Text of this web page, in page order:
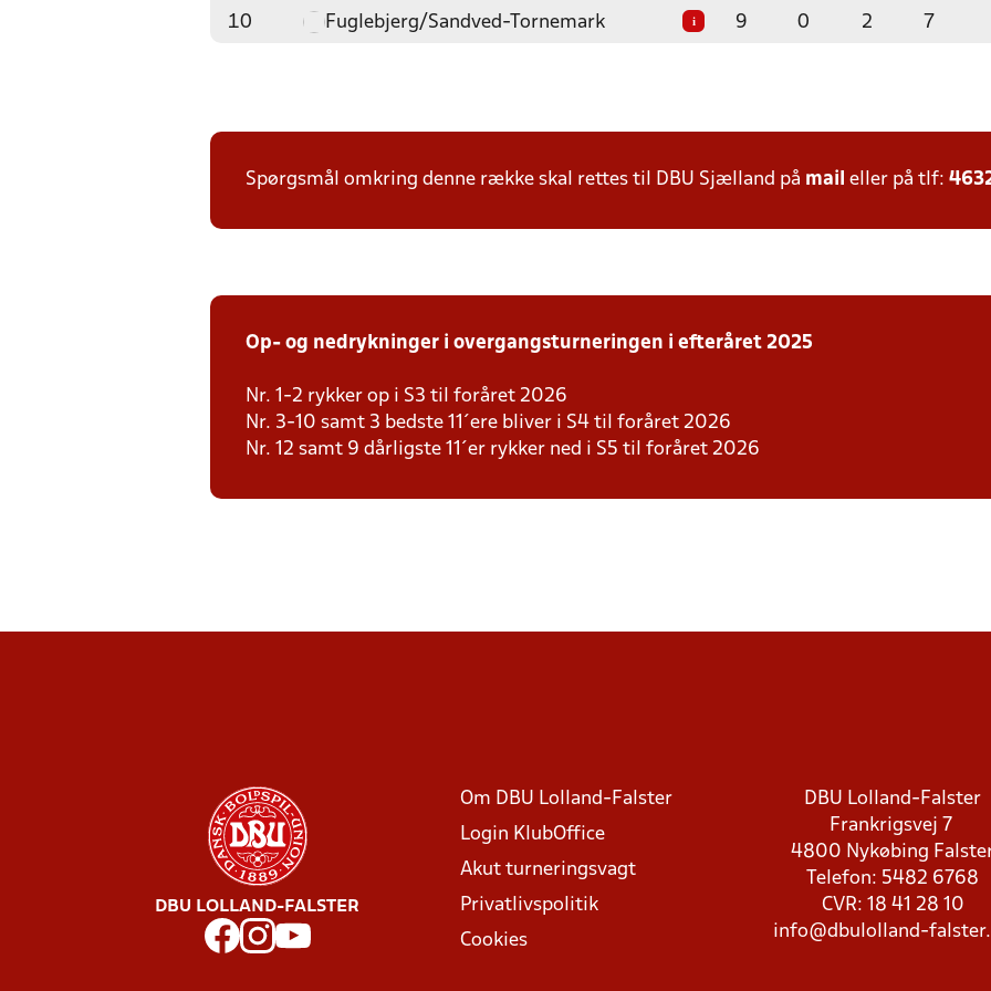
10 Fuglebjerg/Sandved-Tornemark i 9 0 2 7
Spørgsmål omkring denne række skal rettes til DBU Sjælland på mail eller på tlf:
Op- og nedrykninger i overgangsturneringen i efteråret 2025
Nr. 1-2 rykker op i S3 til foråret 2026
Nr. 3-10 samt 3 bedste 11´ere bliver i S4 til foråret 2026
Nr. 12 samt 9 dårligste 11´er rykker ned i S5 til foråret 2026
DBU LOLLAND-FALSTER
Om DBU Lolland-Falster
Login KlubOffice
Akut turneringsvagt
Privatlivspolitik
Cookies
DBU Lolland-Falster
Frankrigsvej 7
4800 Nykøbing
Telefon: 5482 6768
CVR: 18 41 28 10
info@dbulolland-